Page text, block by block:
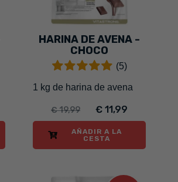
HARINA DE AVENA -
CHOCO
(5)
1 kg de harina de avena
€ 19,99 € 11,99
AÑADIR A LA
CESTA